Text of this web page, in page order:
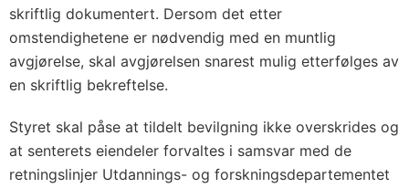
skriftlig dokumentert. Dersom det etter
omstendighetene er nødvendig med en muntlig
avgjørelse, skal avgjørelsen snarest mulig etterfølges av
en skriftlig bekreftelse.
Styret skal påse at tildelt bevilgning ikke overskrides og
at senterets eiendeler forvaltes i samsvar med de
retningslinjer Utdannings- og forskningsdepartementet